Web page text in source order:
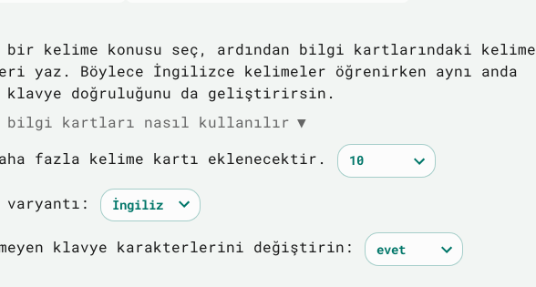
kelime konusu seç, ardından bilgi kartlarındaki kelime
yaz. Böylece İngilizce kelimeler öğrenirken aynı anda
klavye doğruluğunu da geliştirirsin.
kartları nasıl kullanılır ▼
fazla kelime kartı eklenecektir.
klavye karakterlerini değiştirin: